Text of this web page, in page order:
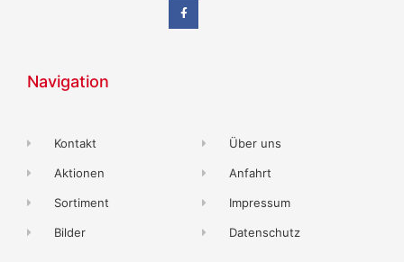
Navigation
Kontakt
Aktionen
Sortiment
Bilder
Über uns
Anfahrt
Impressum
Datenschutz